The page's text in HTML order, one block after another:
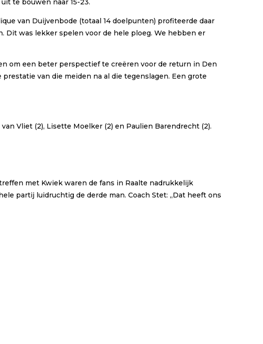
te bouwen naar 15-23.
van Duijvenbode (totaal 14 doelpunten) profiteerde daar
Dit was lekker spelen voor de hele ploeg. We hebben er
om een beter perspectief te creëren voor de return in Den
van die meiden na al die tegenslagen. Een grote
Vliet (2), Lisette Moelker (2) en Paulien Barendrecht (2).
met Kwiek waren de fans in Raalte nadrukkelijk
partij luidruchtig de derde man. Coach Stet: ,,Dat heeft ons